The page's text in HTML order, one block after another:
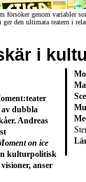
försöker genom variabler
den ultimata teatern i
i
dubbla
Andreas
on ice
kulturpolitisk
anser